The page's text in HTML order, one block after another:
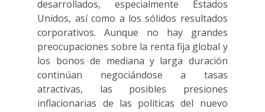
desarrollados, especialmente Estados
Unidos, así como a los sólidos resultados
corporativos. Aunque no hay grandes
preocupaciones sobre la renta fija global y
los bonos de mediana y larga duración
continúan negociándose a tasas
atractivas, las posibles presiones
inflacionarias de las políticas del nuevo